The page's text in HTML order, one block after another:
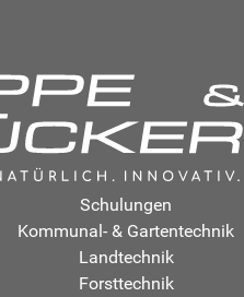
Schulungen
Kommunal- & Gartentechnik
Landtechnik
Forsttechnik